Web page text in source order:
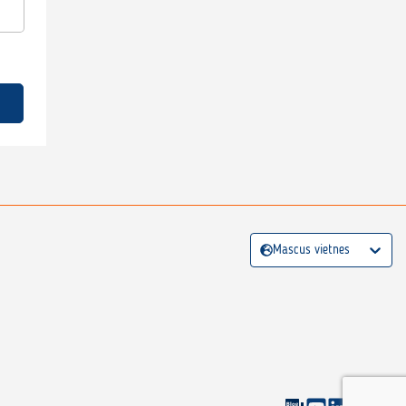
Mascus vietnes